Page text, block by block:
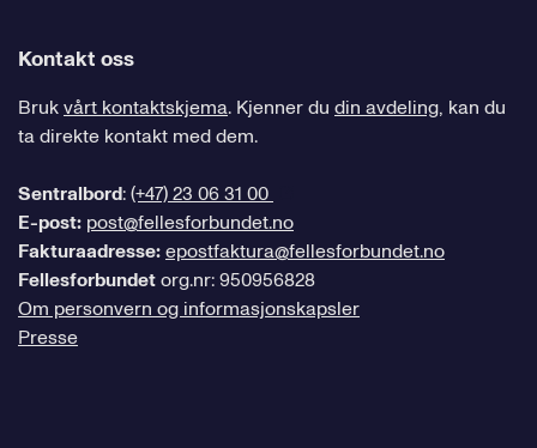
Kontakt oss
Brukvårt kontaktskjema. Kjenner du din avdeling, kan du
ta direkte kontakt med dem.
Sentralbord:(+47) 23 06 31 00
E-post: post@fellesforbundet.no
Fakturaadresse:epostfaktura@fellesforbundet.no
Fellesforbundetorg.nr: 950956828
Om personvern og informasjonskapsler
Presse